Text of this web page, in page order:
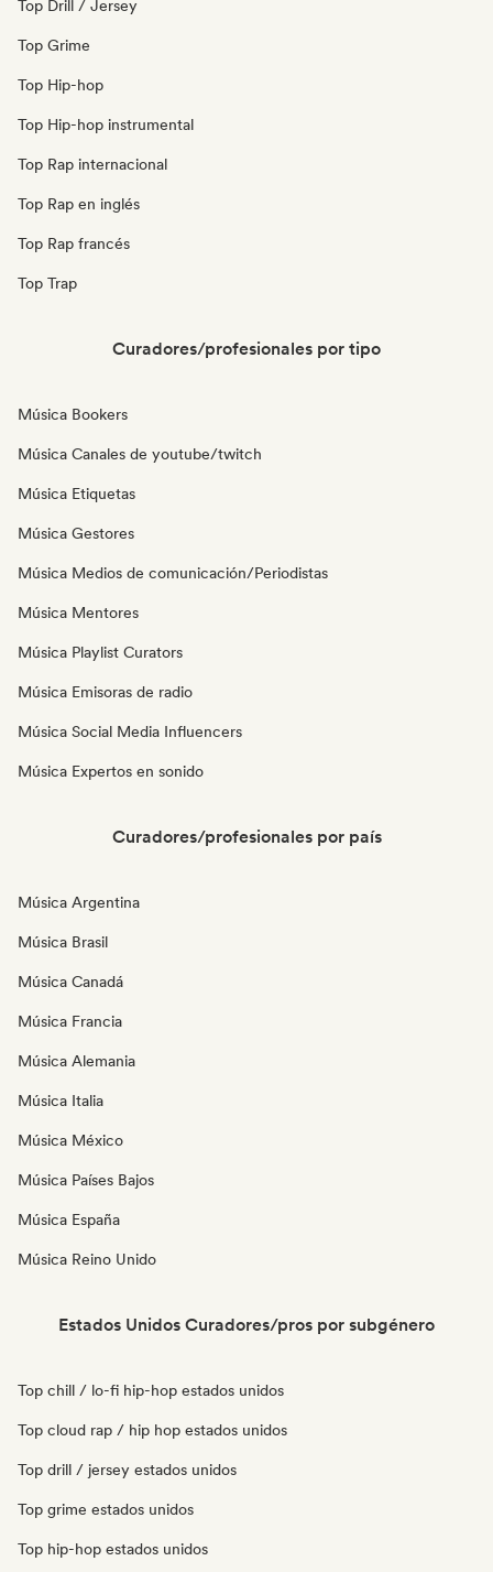
Top Drill / Jersey
Top Grime
Top Hip-hop
Top Hip-hop instrumental
Top Rap internacional
Top Rap en inglés
Top Rap francés
Top Trap
Curadores/profesionales por tipo
Música Bookers
Música Canales de youtube/twitch
Música Etiquetas
Música Gestores
Música Medios de comunicación/Periodistas
Música Mentores
Música Playlist Curators
Música Emisoras de radio
Música Social Media Influencers
Música Expertos en sonido
Curadores/profesionales por país
Música Argentina
Música Brasil
Música Canadá
Música Francia
Música Alemania
Música Italia
Música México
Música Países Bajos
Música España
Música Reino Unido
Estados Unidos Curadores/pros por subgénero
Top chill / lo-fi hip-hop estados unidos
Top cloud rap / hip hop estados unidos
Top drill / jersey estados unidos
Top grime estados unidos
Top hip-hop estados unidos